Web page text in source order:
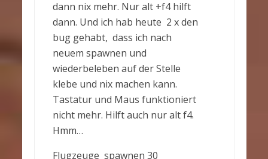
dann nix mehr. Nur alt +f4 hilft
dann. Und ich hab heute 2 x den
bug gehabt, dass ich nach
neuem spawnen und
wiederbeleben auf der Stelle
klebe und nix machen kann.
Tastatur und Maus funktioniert
nicht mehr. Hilft auch nur alt f4.
Hmm…
Flugzeuge spawnen 30